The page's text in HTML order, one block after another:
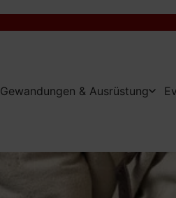
Gewandungen & Ausrüstung